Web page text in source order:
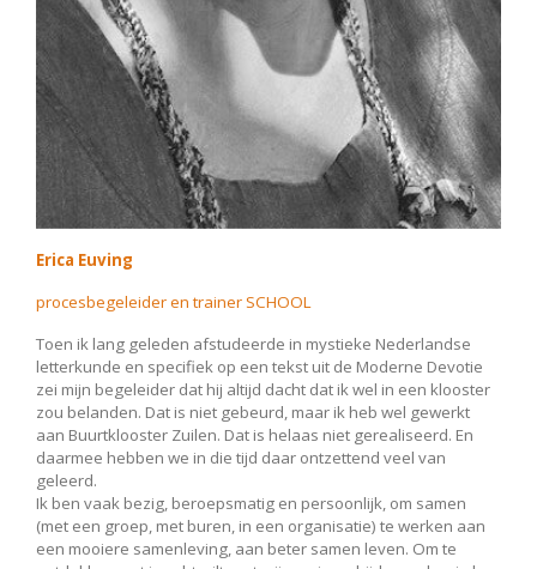
Erica Euving
procesbegeleider en trainer SCHOOL
Toen ik lang geleden afstudeerde in mystieke Nederlandse
letterkunde en specifiek op een tekst uit de Moderne Devotie
zei mijn begeleider dat hij altijd dacht dat ik wel in een klooster
zou belanden. Dat is niet gebeurd, maar ik heb wel gewerkt
aan Buurtklooster Zuilen. Dat is helaas niet gerealiseerd. En
daarmee hebben we in die tijd daar ontzettend veel van
geleerd.
Ik ben vaak bezig, beroepsmatig en persoonlijk, om samen
(met een groep, met buren, in een organisatie) te werken aan
een mooiere samenleving, aan beter samen leven. Om te